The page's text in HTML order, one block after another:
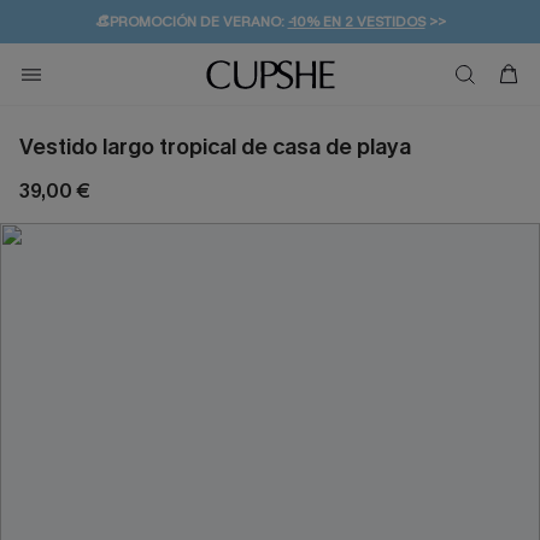
👒PROMOCIÓN DE VERANO:-10% EN 2 VESTIDOS>>
💌¡SUSCRIBIRSE & GANAR -10% EXTRA!
🚚ENVÍO GRATUITO A PARTIR DE 49 € >>
Vestido largo tropical de casa de playa
39,00 €